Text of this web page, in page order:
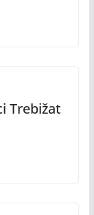
Trebižat